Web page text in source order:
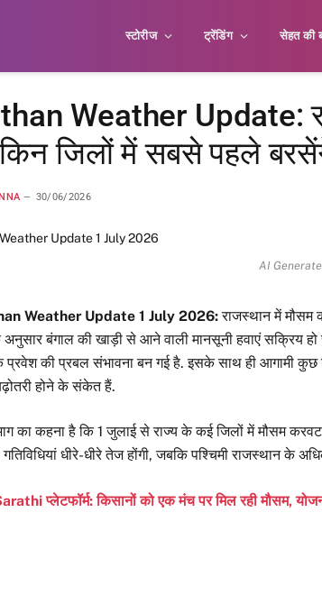
स्टोरीज ट्रेंडिंग सेहत की
Weather Update:
किन जिलों में सबसे पहले
30/06/2026
AI
Weather Update 1 July 2026:राजस्थान में मौसम
बंगाल की खाड़ी से आने वाली मानसूनी हवाएं सक्रिय हो
की प्रबल संभावना बन गई है. इसके साथ ही आगामी कुछ
होने के संकेत हैं.
का कहना है कि 1 जुलाई से राज्य के कई जिलों में मौसम करवट
गतिविधियां धीरे-धीरे तेज होंगी, जबकि पश्चिमी राजस्थान के
प्लेटफॉर्म: किसानों को एक मंच पर मिल रही मौसम,